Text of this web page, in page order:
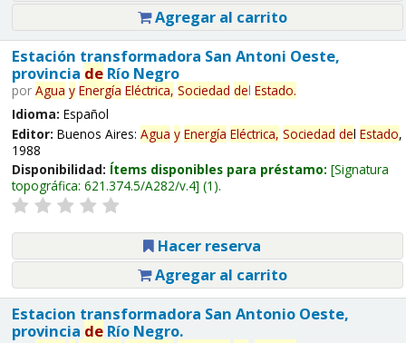
Agregar al carrito
Estación transformadora San Antoni Oeste,
provincia deRío Negro
por Agua y Energía Eléctrica, Sociedad del Estado.
Idioma: Español
Editor: Buenos Aires: Agua y Energía Eléctrica, Sociedad del Estado,
1988
Disponibilidad: Ítems disponibles para préstamo: Signatura
topográfica: 621.374.5/A282/v.4 (1).
Hacer reserva
Agregar al carrito
Estacion transformadora San Antonio Oeste,
provincia deRío Negro.